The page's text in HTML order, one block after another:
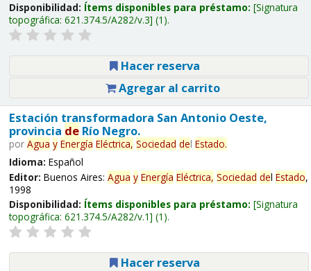
Disponibilidad: Ítems disponibles para préstamo: Signatura
topográfica: 621.374.5/A282/v.3 (1).
Hacer reserva
Agregar al carrito
Estación transformadora San Antonio Oeste,
provincia deRío Negro.
por Agua y Energía Eléctrica, Sociedad del Estado.
Idioma: Español
Editor: Buenos Aires: Agua y Energía Eléctrica, Sociedad del Estado,
1998
Disponibilidad: Ítems disponibles para préstamo: Signatura
topográfica: 621.374.5/A282/v.1 (1).
Hacer reserva